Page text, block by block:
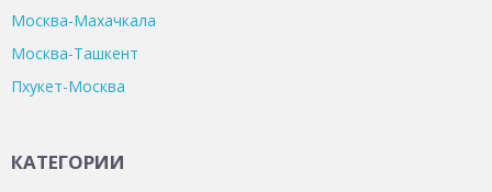
Москва-Махачкала
Москва-Ташкент
Пхукет-Москва
КАТЕГОРИИ